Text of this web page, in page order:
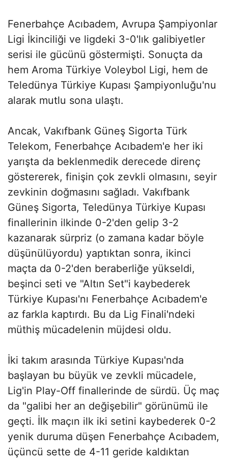
Fenerbahçe Acıbadem, Avrupa Şampiyonlar
Ligi İkinciliği ve ligdeki 3-0'lık galibiyetler
serisi ile gücünü göstermişti. Sonuçta da
hem Aroma Türkiye Voleybol Ligi, hem de
Teledünya Türkiye Kupası Şampiyonluğu'nu
alarak mutlu sona ulaştı.
Ancak, Vakıfbank Güneş Sigorta Türk
Telekom, Fenerbahçe Acıbadem'e her iki
yarışta da beklenmedik derecede direnç
göstererek, finişin çok zevkli olmasını, seyir
zevkinin doğmasını sağladı. Vakıfbank
Güneş Sigorta, Teledünya Türkiye Kupası
finallerinin ilkinde 0-2'den gelip 3-2
kazanarak sürpriz (o zamana kadar böyle
düşünülüyordu) yaptıktan sonra, ikinci
maçta da 0-2'den beraberliğe yükseldi,
beşinci seti ve "Altın Set"i kaybederek
Türkiye Kupası'nı Fenerbahçe Acıbadem'e
az farkla kaptırdı. Bu da Lig Finali'ndeki
müthiş mücadelenin müjdesi oldu.
İki takım arasında Türkiye Kupası'nda
başlayan bu büyük ve zevkli mücadele,
Lig'in Play-Off finallerinde de sürdü. Üç maç
da "galibi her an değişebilir" görünümü ile
geçti. İlk maçın ilk iki setini kaybederek 0-2
yenik duruma düşen Fenerbahçe Acıbadem,
üçüncü sette de 4-11 geride kaldıktan